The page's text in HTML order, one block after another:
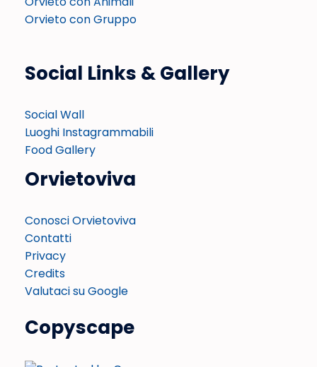
Orvieto con Gruppo
Social Links & Gallery
Social Wall
Luoghi Instagrammabili
Food Gallery
Orvietoviva
Conosci Orvietoviva
Contatti
Privacy
Credits
Valutaci su Google
Copyscape